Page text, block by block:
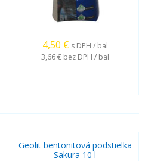
4,50 € s DPH / bal
3,66 € bez DPH / bal
Geolit bentonitová podstielka
Sakura 10 l